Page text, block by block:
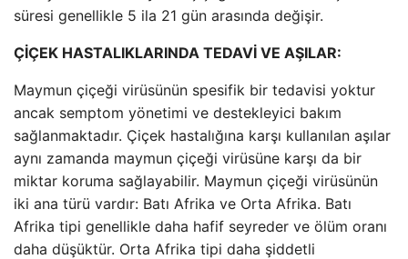
süresi genellikle 5 ila 21 gün arasında değişir.
ÇİÇEK HASTALIKLARINDA TEDAVİ VE AŞILAR:
Maymun çiçeği virüsünün spesifik bir tedavisi yoktur
ancak semptom yönetimi ve destekleyici bakım
sağlanmaktadır. Çiçek hastalığına karşı kullanılan aşılar
aynı zamanda maymun çiçeği virüsüne karşı da bir
miktar koruma sağlayabilir. Maymun çiçeği virüsünün
iki ana türü vardır: Batı Afrika ve Orta Afrika. Batı
Afrika tipi genellikle daha hafif seyreder ve ölüm oranı
daha düşüktür. Orta Afrika tipi daha şiddetli